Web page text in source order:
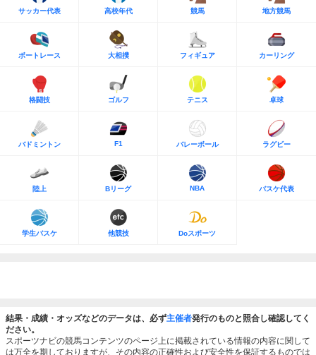
サッカー代表 高校年代 競馬 地方競馬
ボートレース 大相撲 フィギュア カーリング
格闘技 ゴルフ テニス 卓球
バドミントン F1 バレーボール ラグビー
陸上 Bリーグ NBA バスケ代表
学生バスケ 他競技 Doスポーツ
結果・成績・オッズなどのデータは、必ず主催者発行のものと照合し確認してく
ださい。
スポーツナビの競馬コンテンツのページ上に掲載されている情報の内容に関して
は万全を期しておりますが、その内容の正確性および安全性を保証するものでは